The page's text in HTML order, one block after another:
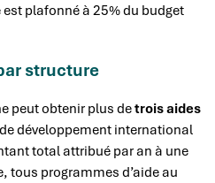
plafonné à 25% du budget
structure
peut obtenir plus detrois aides
développement international
total attribué par an à une
tous programmes d’aide au